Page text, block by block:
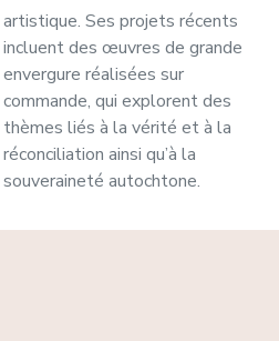
artistique. Ses projets récents
incluent des œuvres de grande
envergure réalisées sur
commande, qui explorent des
thèmes liés à la vérité et à la
réconciliation ainsi qu’à la
souveraineté autochtone.